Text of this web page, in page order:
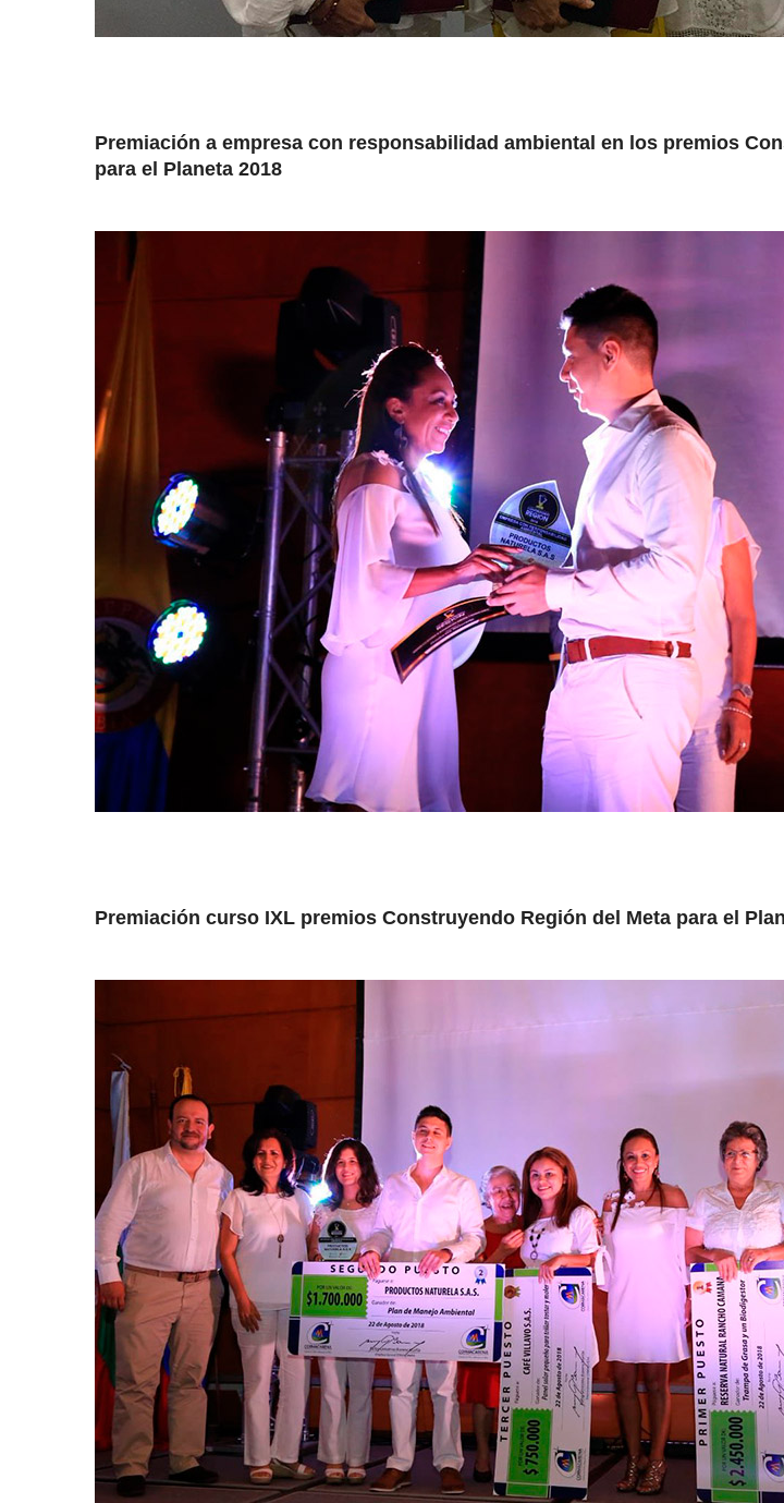
Premiación a empresa con responsabilidad ambiental en los premios
para el Planeta 2018
Premiación curso IXL premios Construyendo Región del Meta para el